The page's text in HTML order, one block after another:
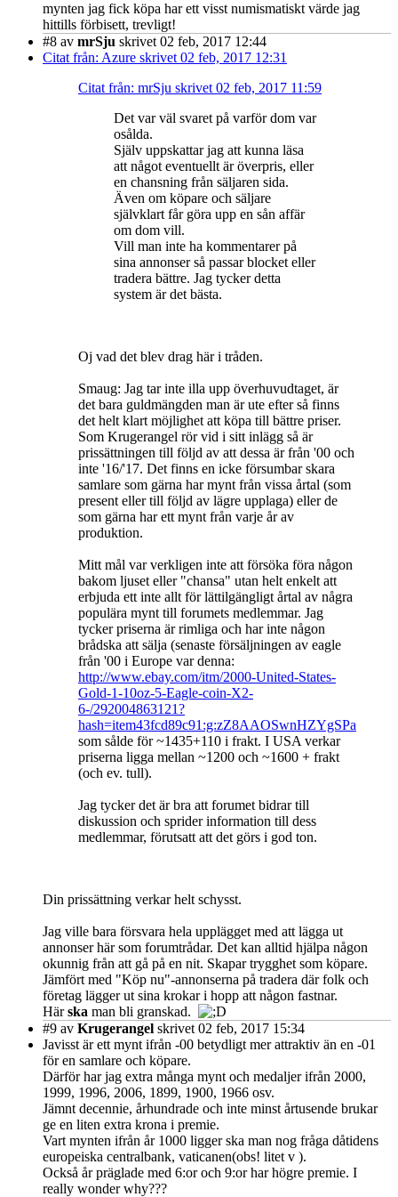
mynten jag fick köpa har ett visst numismatiskt värde jag
hittills förbisett, trevligt!
#8 av mrSju skrivet 02 feb, 2017 12:44
Citat från: Azure skrivet 02 feb, 2017 12:31
Citat från: mrSju skrivet 02 feb, 2017 11:59
Det var väl svaret på varför dom var
osålda.
Själv uppskattar jag att kunna läsa
att något eventuellt är överpris, eller
en chansning från säljaren sida.
Även om köpare och säljare
självklart får göra upp en sån affär
om dom vill.
Vill man inte ha kommentarer på
sina annonser så passar blocket eller
tradera bättre. Jag tycker detta
system är det bästa.
Oj vad det blev drag här i tråden.
Smaug: Jag tar inte illa upp överhuvudtaget, är
det bara guldmängden man är ute efter så finns
det helt klart möjlighet att köpa till bättre priser.
Som Krugerangel rör vid i sitt inlägg så är
prissättningen till följd av att dessa är från '00 och
inte '16/'17. Det finns en icke försumbar skara
samlare som gärna har mynt från vissa årtal (som
present eller till följd av lägre upplaga) eller de
som gärna har ett mynt från varje år av
produktion.
Mitt mål var verkligen inte att försöka föra någon
bakom ljuset eller "chansa" utan helt enkelt att
erbjuda ett inte allt för lättilgängligt årtal av några
populära mynt till forumets medlemmar. Jag
tycker priserna är rimliga och har inte någon
brådska att sälja (senaste försäljningen av eagle
från '00 i Europe var denna:
http://www.ebay.com/itm/2000-United-States-
Gold-1-10oz-5-Eagle-coin-X2-
6-/292004863121?
hash=item43fcd89c91:g:zZ8AAOSwnHZYgSPa
som sålde för ~1435+110 i frakt. I USA verkar
priserna ligga mellan ~1200 och ~1600 + frakt
(och ev. tull).
Jag tycker det är bra att forumet bidrar till
diskussion och sprider information till dess
medlemmar, förutsatt att det görs i god ton.
Din prissättning verkar helt schysst.
Jag ville bara försvara hela upplägget med att lägga ut
annonser här som forumtrådar. Det kan alltid hjälpa någon
okunnig från att gå på en nit. Skapar trygghet som köpare.
Jämfört med "Köp nu"-annonserna på tradera där folk och
företag lägger ut sina krokar i hopp att någon fastnar.
Härska man bli granskad.
#9 av Krugerangel skrivet 02 feb, 2017 15:34
Javisst är ett mynt ifrån -00 betydligt mer attraktiv än en -01
för en samlare och köpare.
Därför har jag extra många mynt och medaljer ifrån 2000,
1999, 1996, 2006, 1899, 1900, 1966 osv.
Jämnt decennie, århundrade och inte minst årtusende brukar
ge en liten extra krona i premie.
Vart mynten ifrån år 1000 ligger ska man nog fråga dåtidens
europeiska centralbank, vaticanen(obs! litet v ).
Också år präglade med 6:or och 9:or har högre premie. I
really wonder why???